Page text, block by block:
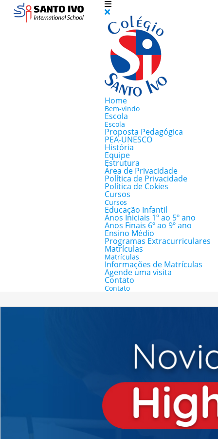
Home
Bem-vindo
Escola
Escola
Proposta Pedagógica
PEA-UNESCO
História
Equipe
Estrutura
Área de Privacidade
Política de Privacidade
Política de Cokies
Cursos
Cursos
Educação Infantil
Anos Iniciais 1º ao 5º ano
Anos Finais 6º ao 9º ano
Ensino Médio
Programas Extracurriculares
Matrículas
Matrículas
Informações de Matrículas
Agende uma visita
Contato
Contato